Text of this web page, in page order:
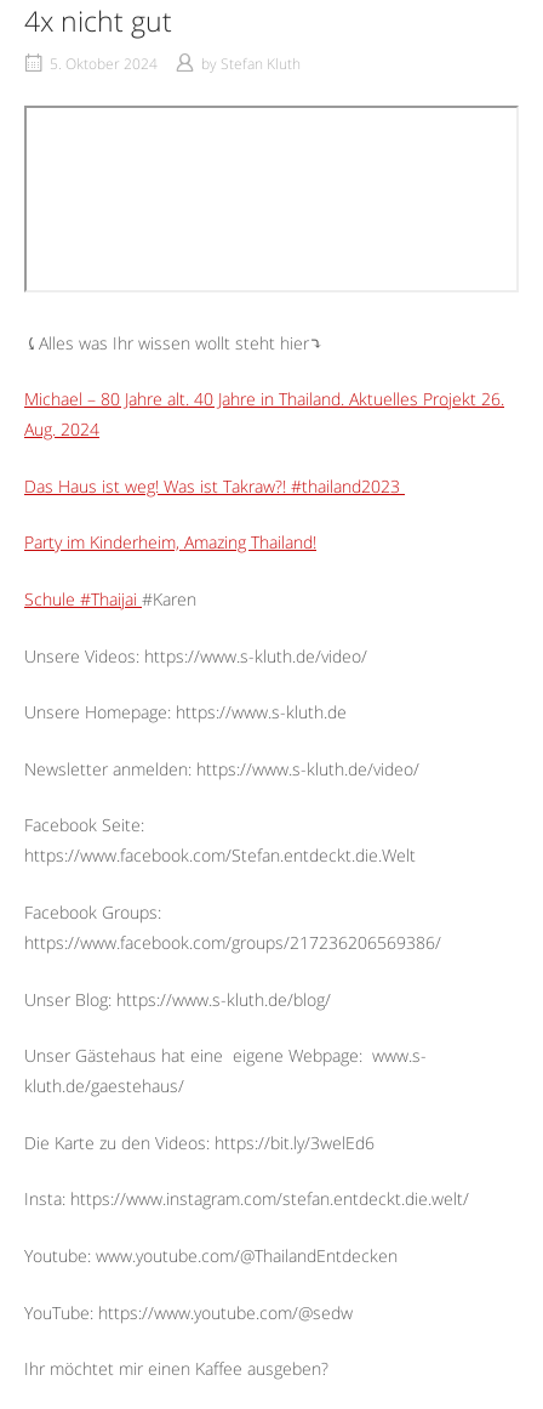
4x nicht gut
5. Oktober 2024 by Stefan Kluth
⤹Alles was Ihr wissen wollt steht hier⤵︎
Michael – 80 Jahre alt. 40 Jahre in Thailand. Aktuelles Projekt 26.
Aug. 2024
Das Haus ist weg! Was ist Takraw?! #thailand2023
Party im Kinderheim, Amazing Thailand!
Schule #Thaijai #Karen
Unsere Videos: https://www.s-kluth.de/video/
Unsere Homepage: https://www.s-kluth.de
Newsletter anmelden: https://www.s-kluth.de/video/
Facebook Seite:
https://www.facebook.com/Stefan.entdeckt.die.Welt
Facebook Groups:
https://www.facebook.com/groups/217236206569386/
Unser Blog: https://www.s-kluth.de/blog/
Unser Gästehaus hat eine eigene Webpage: www.s-
kluth.de/gaestehaus/
Die Karte zu den Videos: https://bit.ly/3welEd6
Insta: https://www.instagram.com/stefan.entdeckt.die.welt/
Youtube: www.youtube.com/@ThailandEntdecken
YouTube: https://www.youtube.com/@sedw
Ihr möchtet mir einen Kaffee ausgeben?